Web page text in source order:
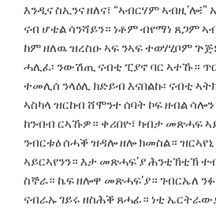
እንዲና ስኢንና ዘለና፣ “ኣብርሃም ኣብዚ’ሎ፧”
ናብ ሆቴል ሳንሻይን። ነቶም ብየማነ ጸጋም
ከም ዘለዉ ዝረስዑ ኣፍ ንኣፍ ተወሃሂቦም
ሓሊፈ፡ ንውሽጢ ናብቲ ፒያኖ ባር ኣተኹ።
ተመሊሰ ንላዕሊ ክድይብ እናበልኩ፡ ናብቲ
ኣስካላ ዝርከብ ሸሞንተ ሰባት ኮፍ ዘብል
ከንብብ ርኣኹዎ። ቀሪበዮ፣ ካብታ መጽሓፍ
ንብርቱዕ ሰሓቕ ዝዳሎ ዘሎ ክመስል።
ኣይርኣየንን። እታ መጽሓፍ’ያ ሕንቲኽቲኽ
ስኞራ። ኬፍ ዘሎዋ መጽሓፍ’ያ። ገብርኤለ
ናብራኡ ገይሩ ዘስሕቕ ጸሓፊ። ነቲ